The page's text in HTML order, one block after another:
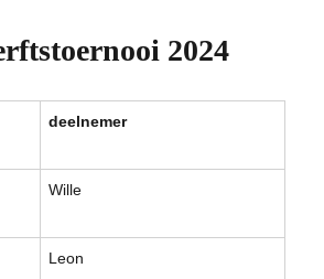
2024
deelnemer
Wille
Leon